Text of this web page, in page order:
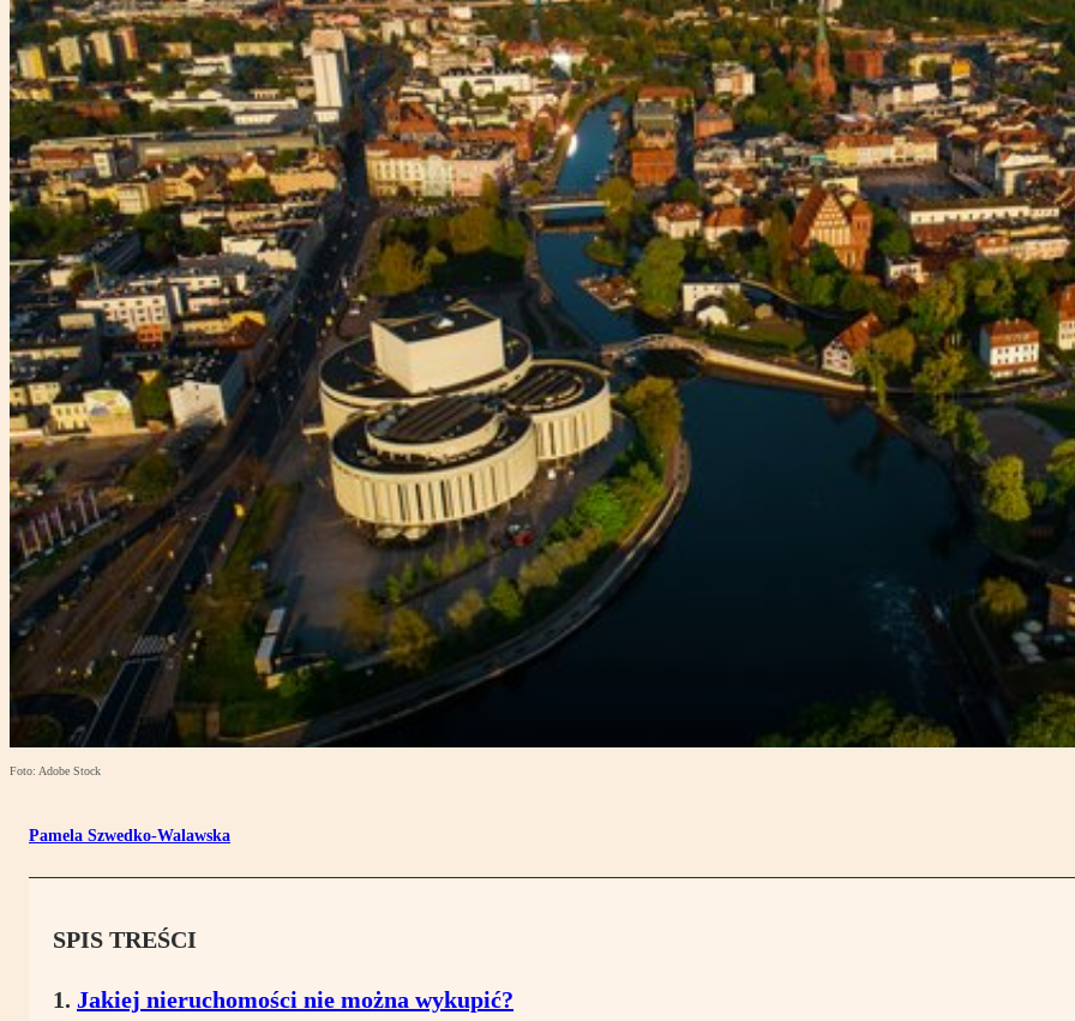
Foto: Adobe Stock
Pamela Szwedko-Walawska
SPIS TREŚCI
Jakiej nieruchomości nie można wykupić?